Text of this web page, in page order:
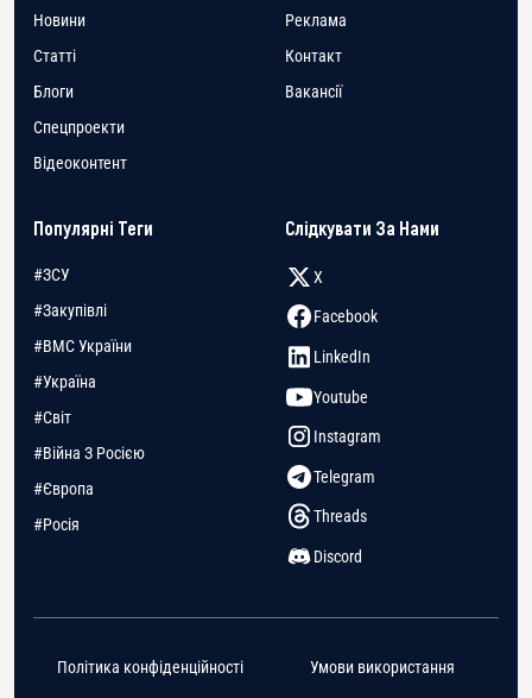
Новини
Статті
Блоги
Спецпроекти
Відеоконтент
Реклама
Контакт
Вакансії
Популярні Теги
#ЗСУ
#Закупівлі
#ВМС України
#Україна
#Світ
#Війна З Росією
#Європа
#Росія
Слідкувати За Нами
X
Facebook
LinkedIn
Youtube
Instagram
Telegram
Threads
Discord
Політика конфіденційності Умови використання